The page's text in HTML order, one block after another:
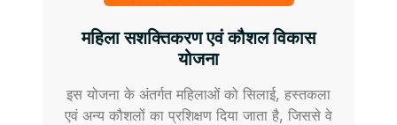
महिला सशक्तिकरण एवं कौशल विकास
योजना
इस योजना के अंतर्गत महिलाओं को सिलाई, हस्तकला
एवं अन्य कौशलों का प्रशिक्षण दिया जाता है, जिससे वे